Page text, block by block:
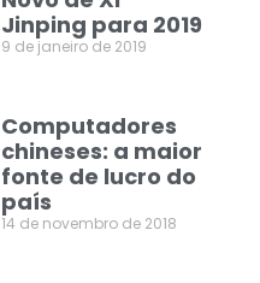
Jinping para 2019
9 de janeiro de 2019
Computadores
chineses: a maior
fonte de lucro do
país
14 de novembro de 2018